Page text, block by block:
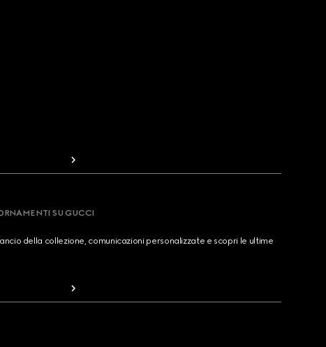
SU GUCCI
della collezione, comunicazioni personalizzate e scopri le ultime